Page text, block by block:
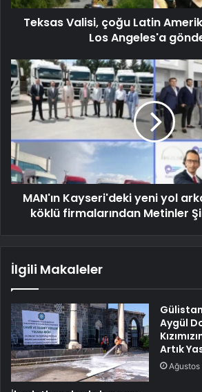
Teksas Valisi, çoğu Latin
Los Angeles'a
MAN'ın Kayseri'deki yeni yol
köklü firmalarından Metinler
İlgili Makaleler
Aygül
Artık
Ağustos